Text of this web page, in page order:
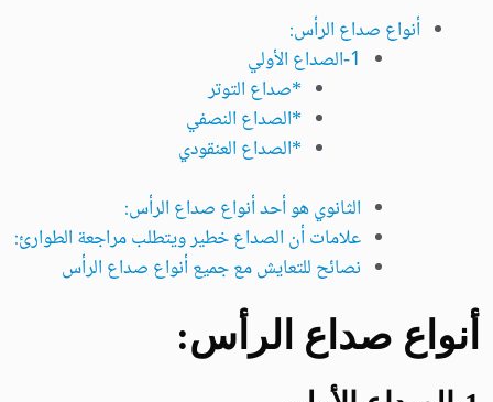
أنواع صداع الرأس:
1-الصداع الأولي
*صداع التوتر
*الصداع النصفي
*الصداع العنقودي
الثانوي هو أحد أنواع صداع الرأس:
علامات أن الصداع خطير ويتطلب مراجعة الطوارئ:
نصائح للتعايش مع جميع أنواع صداع الرأس
أنواع صداع الرأس: